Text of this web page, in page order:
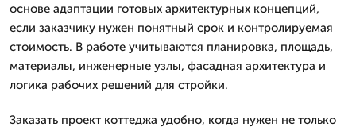
основе адаптации готовых архитектурных концепций,
если заказчику нужен понятный срок и контролируемая
стоимость. В работе учитываются планировка, площадь,
материалы, инженерные узлы, фасадная архитектура и
логика рабочих решений для стройки.
Заказать проект коттеджа удобно, когда нужен не только